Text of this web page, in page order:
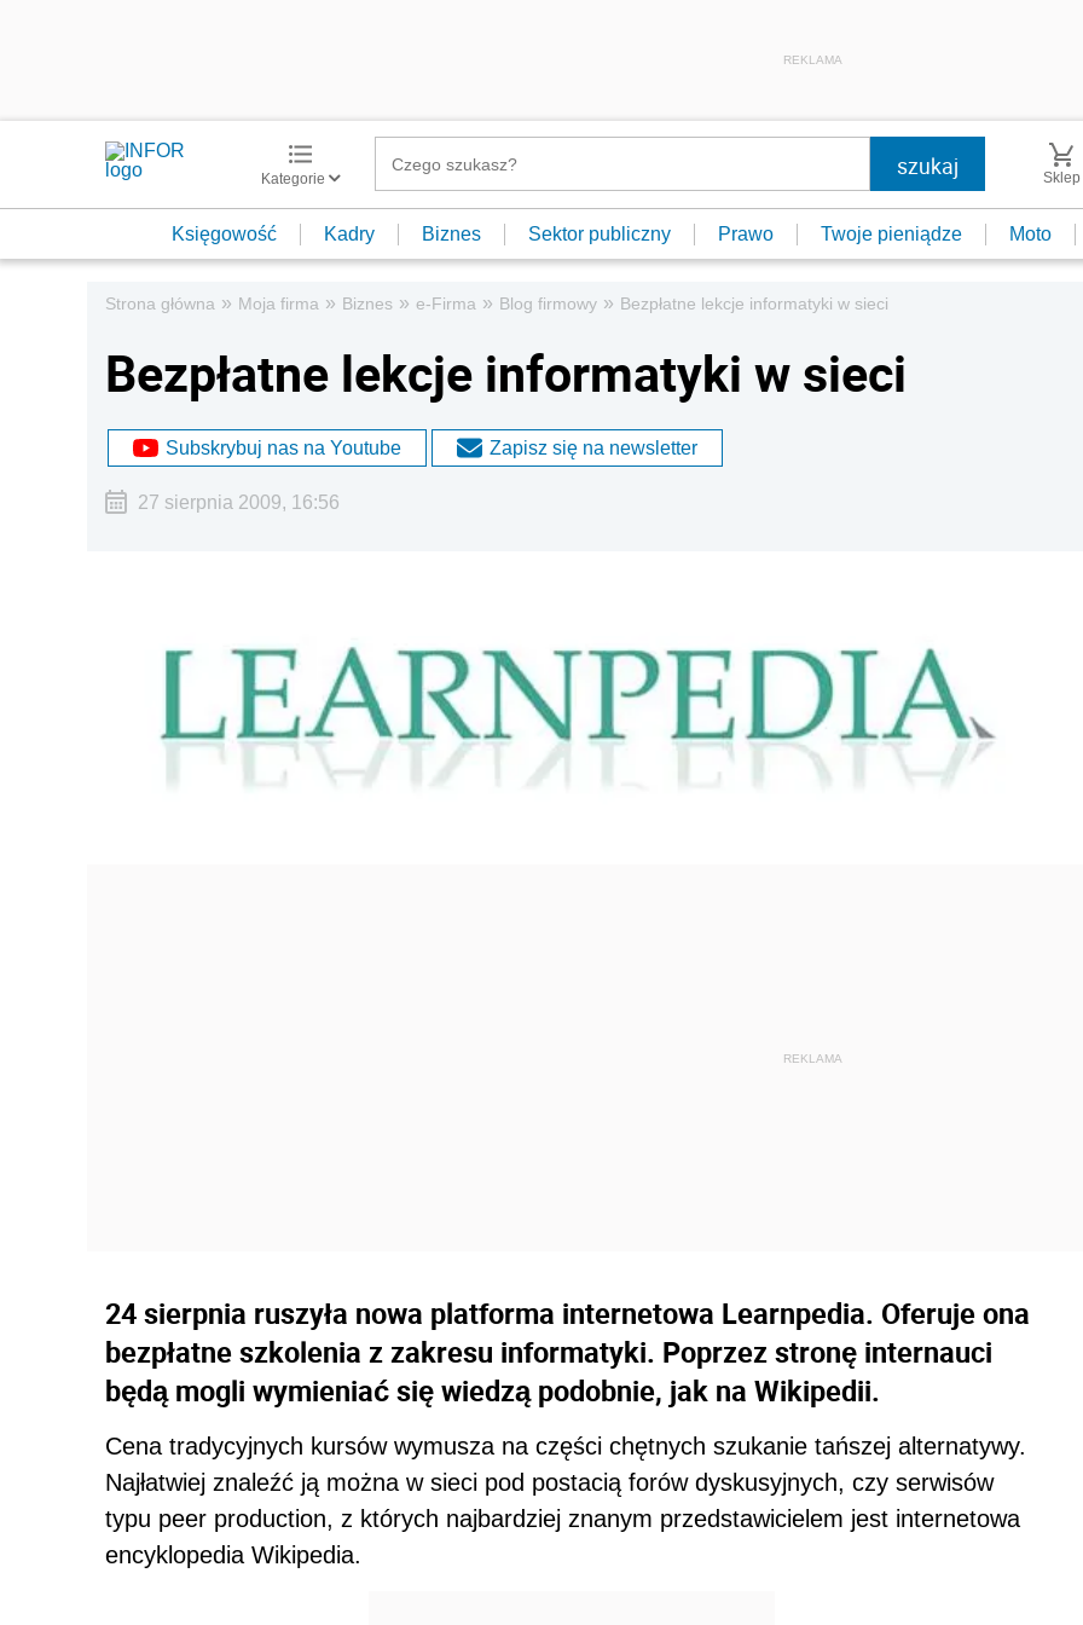
REKLAMA
Kategorie Sklep
Księgowość Kadry Biznes Sektor publiczny Prawo Twoje pieniądze Moto
Strona główna » Moja firma » Biznes » e-Firma » Blog firmowy » Bezpłatne lekcje informatyki w sieci
Bezpłatne lekcje informatyki w sieci
Subskrybuj nas na Youtube Zapisz się na newsletter
27 sierpnia 2009, 16:56
24 sierpnia ruszyła nowa platforma internetowa Learnpedia. Oferuje ona
bezpłatne szkolenia z zakresu informatyki. Poprzez stronę internauci
będą mogli wymieniać się wiedzą podobnie, jak na Wikipedii.
Cena tradycyjnych kursów wymusza na części chętnych szukanie tańszej alternatywy.
Najłatwiej znaleźć ją można w sieci pod postacią forów dyskusyjnych, czy serwisów
typu peer production, z których najbardziej znanym przedstawicielem jest internetowa
encyklopedia Wikipedia.